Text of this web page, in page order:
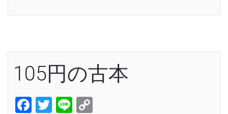
105円の古本
Facebook
Twitter
Line